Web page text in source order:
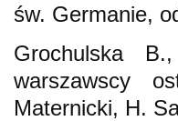
św. Germanie,
Grochulska
warszawscy
Maternicki, H.